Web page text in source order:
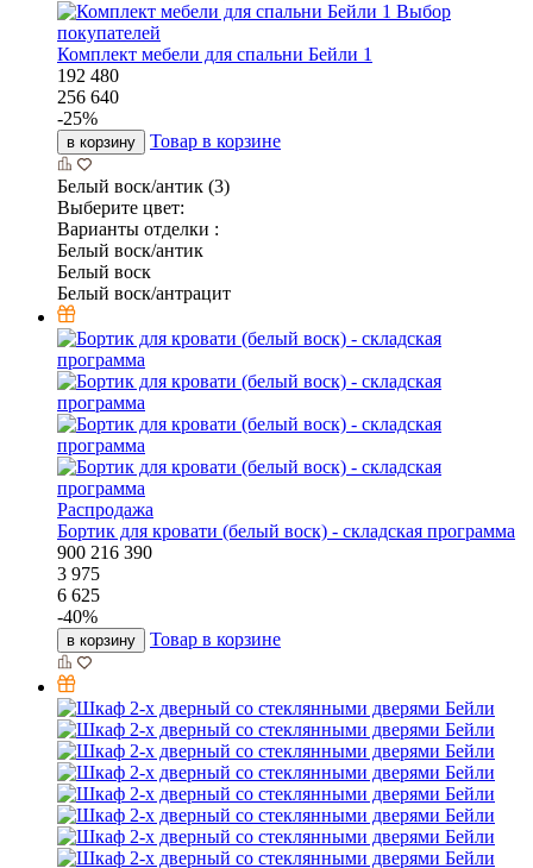
Выбор
покупателей
Комплект мебели для спальни Бейли 1
192 480
256 640
-25%
в корзину Товар в корзине
Белый воск/антик (3)
Выберите цвет:
Варианты отделки :
Белый воск/антик
Белый воск
Белый воск/антрацит
Распродажа
Бортик для кровати (белый воск) - складская программа
900 216 390
3 975
6 625
-40%
в корзину Товар в корзине